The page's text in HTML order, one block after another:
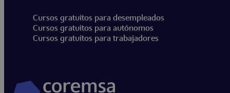
Cursos gratuitos para desempleados
Cursos gratuitos para autónomos
Cursos gratuitos para trabajadores